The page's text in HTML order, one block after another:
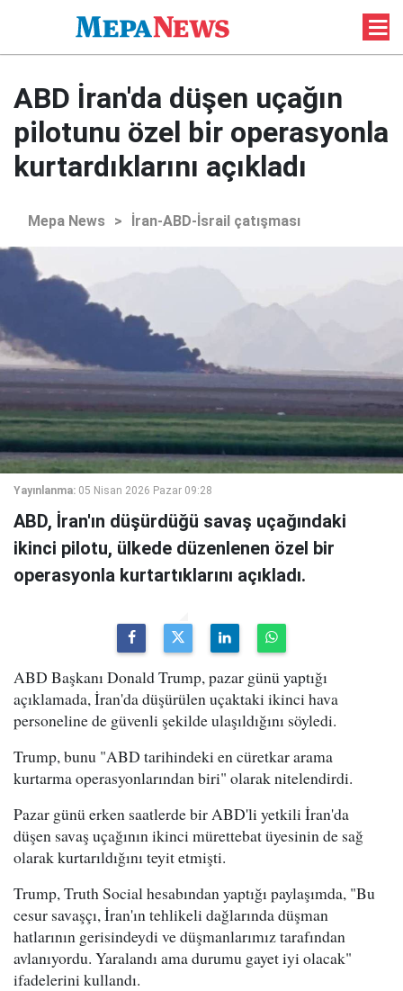
ABD İran'da düşen uçağın
pilotunu özel bir operasyonla
kurtardıklarını açıkladı
Mepa News > İran-ABD-İsrail çatışması
Yayınlanma: 05 Nisan 2026 Pazar 09:28
ABD, İran'ın düşürdüğü savaş uçağındaki
ikinci pilotu, ülkede düzenlenen özel bir
operasyonla kurtartıklarını açıkladı.
ABD Başkanı Donald Trump, pazar günü yaptığı
açıklamada, İran'da düşürülen uçaktaki ikinci hava
personeline de güvenli şekilde ulaşıldığını söyledi.
Trump, bunu "ABD tarihindeki en cüretkar arama
kurtarma operasyonlarından biri" olarak nitelendirdi.
Pazar günü erken saatlerde bir ABD'li yetkili İran'da
düşen savaş uçağının ikinci mürettebat üyesinin de sağ
olarak kurtarıldığını teyit etmişti.
Trump, Truth Social hesabından yaptığı paylaşımda, "Bu
cesur savaşçı, İran'ın tehlikeli dağlarında düşman
hatlarının gerisindeydi ve düşmanlarımız tarafından
avlanıyordu. Yaralandı ama durumu gayet iyi olacak"
ifadelerini kullandı.